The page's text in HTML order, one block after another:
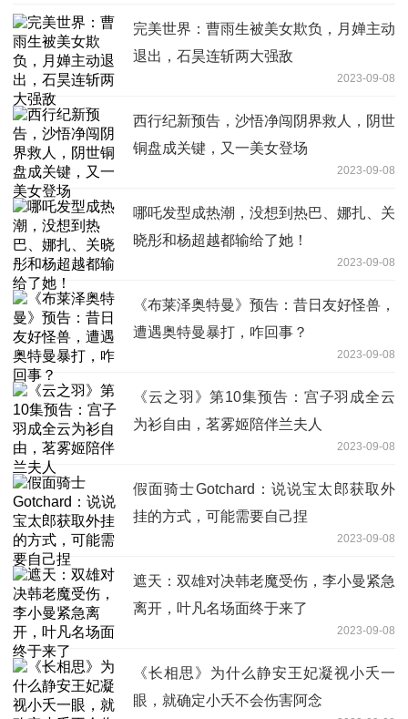
完美世界：曹雨生被美女欺负，月婵主动
退出，石昊连斩两大强敌
2023-09-08
西行纪新预告，沙悟净闯阴界救人，阴世
铜盘成关键，又一美女登场
2023-09-08
哪吒发型成热潮，没想到热巴、娜扎、关
晓彤和杨超越都输给了她！
2023-09-08
《布莱泽奥特曼》预告：昔日友好怪兽，
遭遇奥特曼暴打，咋回事？
2023-09-08
《云之羽》第10集预告：宫子羽成全云
为衫自由，茗雾姬陪伴兰夫人
2023-09-08
假面骑士Gotchard：说说宝太郎获取外
挂的方式，可能需要自己捏
2023-09-08
遮天：双雄对决韩老魔受伤，李小曼紧急
离开，叶凡名场面终于来了
2023-09-08
《长相思》为什么静安王妃凝视小夭一
眼，就确定小夭不会伤害阿念